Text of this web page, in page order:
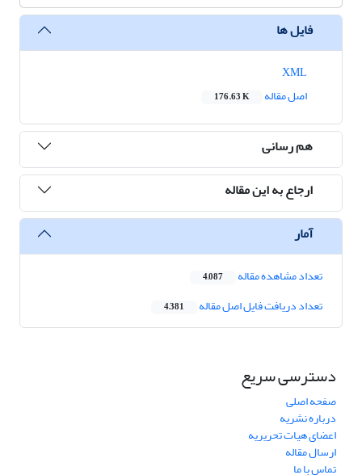
فایل ها
اصل مقاله
176.63 K
هم رسانی
ارجاع به این مقاله
آمار
تعداد مشاهده مقاله 4,087
تعداد دریافت فایل اصل مقاله 4,381
دسترسی سریع
صفحه اصلی
درباره نشریه
اعضای هیات تحریریه
ارسال مقاله
تماس با ما